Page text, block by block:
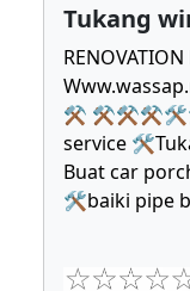
Tukang
⚒ ⚒⚒⚒🛠🛠
service
Buat car
🛠baiki pipe